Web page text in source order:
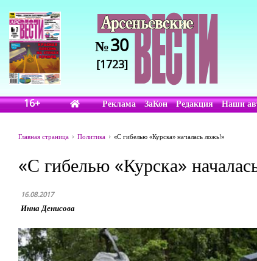
№30
[1723]
16+ Реклама ЗаКон Редакция Наши
Главная страница Политика «С гибелью «Курска» началась ложь!»
«С гибелью «Курска»
16.08.2017
Инна Денисова